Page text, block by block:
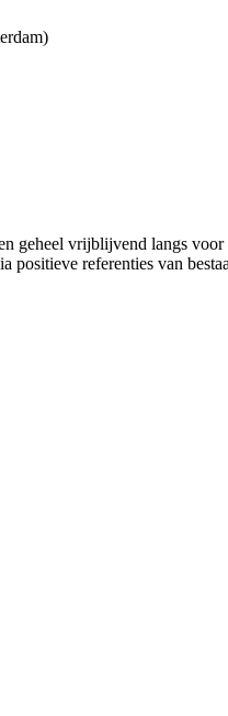
geheel vrijblijvend langs
referenties van